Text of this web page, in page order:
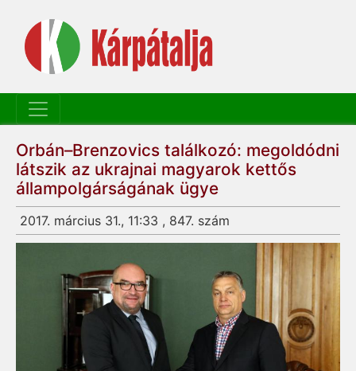
Orbán–Brenzovics találkozó: megoldódni
látszik az ukrajnai magyarok kettős
állampolgárságának ügye
2017. március 31., 11:33 , 847. szám